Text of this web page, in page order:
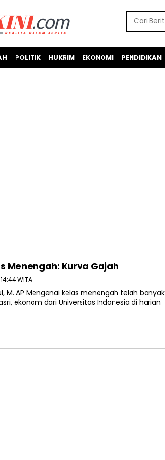
POLITIK HUKRIM EKONOMI PENDIDIKAN
Menengah: Kurva Gajah
WITA
M. AP Mengenai kelas menengah telah banyak
ekonom dari Universitas Indonesia di harian